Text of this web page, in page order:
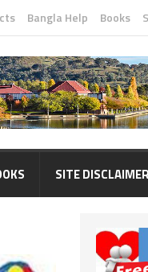
Bangla Help Books
SITE DISCLAIMER